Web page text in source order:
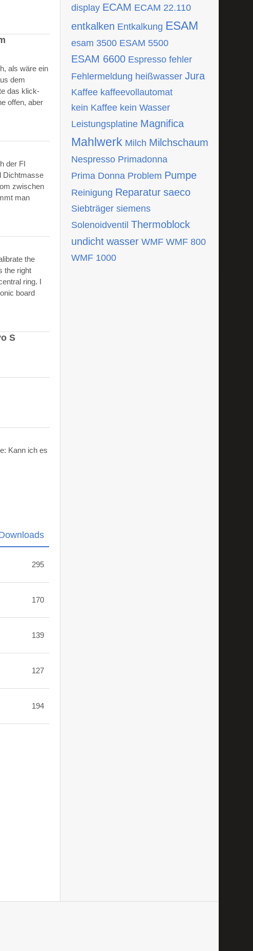
als wäre ein
dem
das klick-
offen, aber
der FI
Dichtmasse
zwischen
man
the
the right
ring. I
board
S
Kann ich es
295
170
139
127
194
display ECAM ECAM 22.110
entkalken Entkalkung ESAM
esam 3500 ESAM 5500
ESAM 6600 Espresso fehler
Fehlermeldung heißwasser Jura
Kaffee kaffeevollautomat
kein Kaffee kein Wasser
Leistungsplatine Magnifica
Mahlwerk Milch Milchschaum
Nespresso Primadonna
Prima Donna Problem Pumpe
Reinigung Reparatur saeco
Siebträger siemens
Solenoidventil Thermoblock
undicht wasser WMF WMF 800
WMF 1000